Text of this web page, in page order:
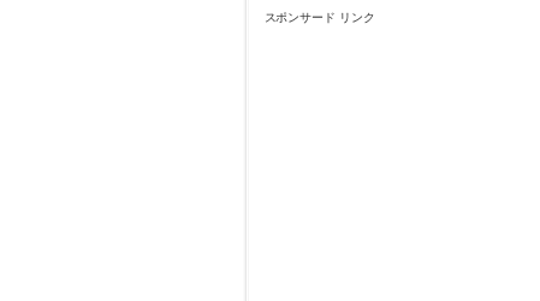
スポンサード リンク